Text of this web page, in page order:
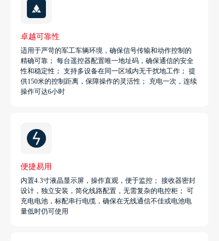
卓越可靠性
适用于严苛的军工车辆环境，确保信号传输和动作控制的
精确可靠； 每台遥控器配置唯一地址码，确保通信的安全
性和稳定性； 支持多设备在同一区域内无干扰地工作； 提
供150米的控制距离，保障操作的灵活性； 充电一次，连续
操作可达6小时
便捷易用
内置4.3寸液晶显示屏，操作直观，便于监控； 接收器密封
设计，独立安装，简化线路配置，无需复杂的电控柜； 可
充电电池，标配串行电缆，确保在无线通信不佳或电池电
量低时仍可使用